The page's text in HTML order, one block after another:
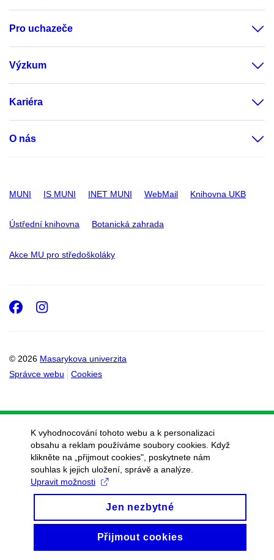
Pro uchazeče
Výzkum
Kariéra
O nás
MUNI IS MUNI INET MUNI WebMail Knihovna UKB
Ústřední knihovna Botanická zahrada
Akce MU pro středoškoláky
© 2026 Masarykova univerzita
Správce webu
Cookies
Facebook
Instagram
K vyhodnocování tohoto webu a k personalizaci
obsahu a reklam používáme soubory cookies. Když
klikněte na „přijmout cookies", poskytnete nám
souhlas k jejich uložení, správě a analýze.
Upravit možnosti
Jen nezbytné
Přijmout cookies